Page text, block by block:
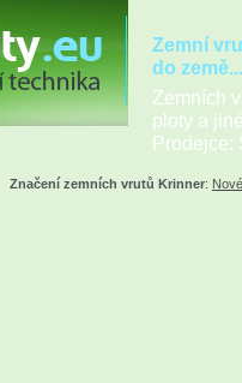
Zemní
do země...
Zemních
ploty a
Prodejce:
Značení zemních vrutů Krinner: